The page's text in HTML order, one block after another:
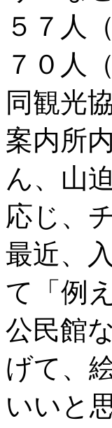
５７人
７０人
同観光
案内所
ん、山
応じ、
最近、
て「例
公民館
げて、
いいと